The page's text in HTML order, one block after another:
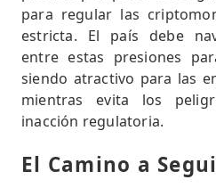
para regular las
estricta. El país debe
entre estas presiones
siendo atractivo para las
mientras evita los
inacción regulatoria.
El Camino a